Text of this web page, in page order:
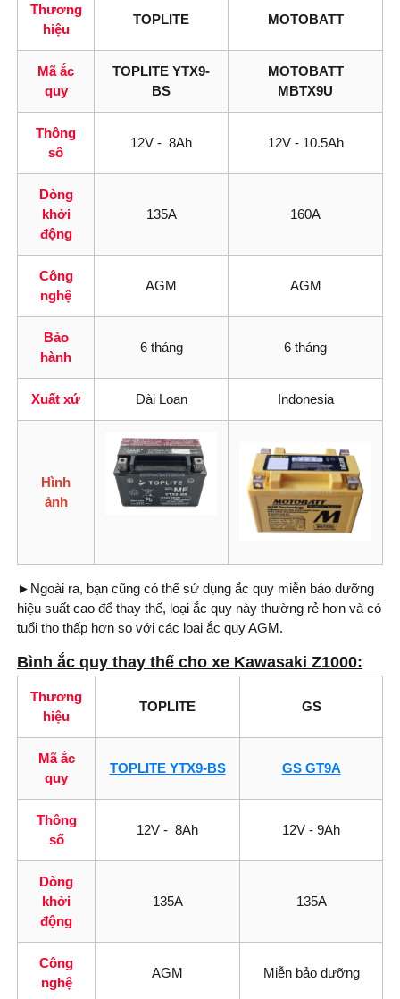
Thương
hiệu
TOPLITE MOTOBATT
Mã ắc
quy
TOPLITE YTX9-
BS
MOTOBATT
MBTX9U
Thông
số
12V - 8Ah 12V - 10.5Ah
Dòng
khởi
động
135A 160A
Công
nghệ
AGM AGM
Bảo
hành
6 tháng 6 tháng
Xuất xứ Đài Loan Indonesia
Hình
ảnh
►Ngoài ra, bạn cũng có thể sử dụng ắc quy miễn bảo dưỡng
hiệu suất cao để thay thế, loại ắc quy này thường rẻ hơn và có
tuổi thọ thấp hơn so với các loại ắc quy AGM.
Bình ắc quy thay thế cho xe Kawasaki Z1000:
Thương
hiệu
TOPLITE GS
Mã ắc
quy
TOPLITE YTX9-BS GS GT9A
Thông
số
12V - 8Ah 12V - 9Ah
Dòng
khởi
động
135A 135A
Công
nghệ
AGM Miễn bảo dưỡng